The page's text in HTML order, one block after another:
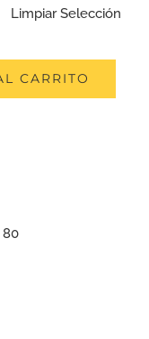
Limpiar Selección
CARRITO
80